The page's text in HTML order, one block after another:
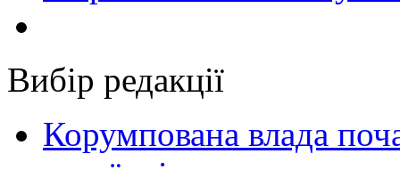
Вибір редакції
Корумпована влада